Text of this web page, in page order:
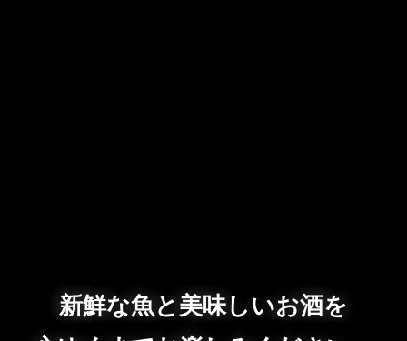
新鮮な魚と美味しいお酒を